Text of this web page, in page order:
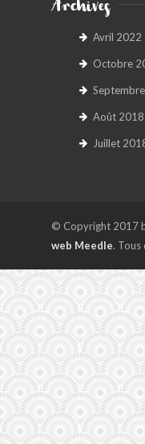
Archives
Avril 2022
Octobre
Août 2018
Juillet
© Copyright 2017
web Meedle. Tous